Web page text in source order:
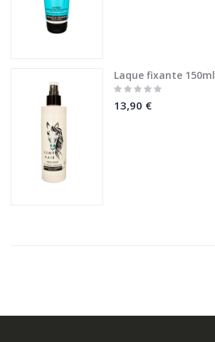
Laque fixante 150ml
Rating:
0%
13,90 €